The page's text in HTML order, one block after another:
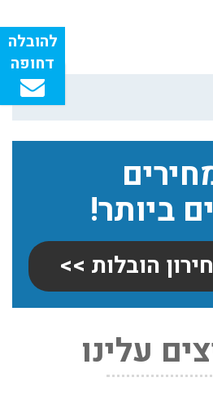
ביותר!
הובלות >>
עלינו